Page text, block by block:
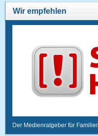
Wir empfehlen
Der Medienratgeber für